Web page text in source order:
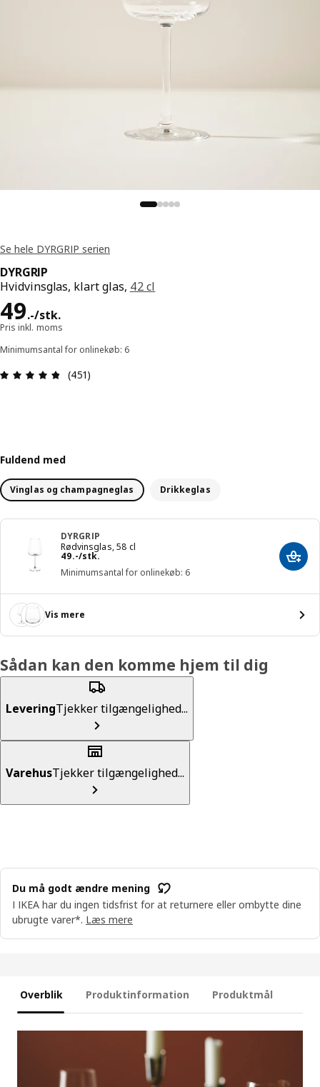
Se hele DYRGRIP serien
DYRGRIP
Hvidvinsglas, klart glas, 42 cl
49.-/stk.
Pris 49.-/stk.
Pris inkl. moms
Minimumsantal for onlinekøb: 6
Anmeldelse: 4.8 Ud af 5 Stjerner. Anmeldelser i
(451)
Fuldend med
Vinglas og champagneglas Drikkeglas
DYRGRIP
Rødvinsglas, 58 cl
49.-/stk.
Pris 49.-/stk.
Minimumsantal for onlinekøb: 6
Læg i
Vis mere
Sådan kan den komme hjem til dig
LeveringTjekker tilgængelighed...
VarehusTjekker tilgængelighed...
Du må godt ændre mening
I IKEA har du ingen tidsfrist for at returnere eller ombytte dine
ubrugte varer*. Læs mere
Overblik Produktinformation Produktmål